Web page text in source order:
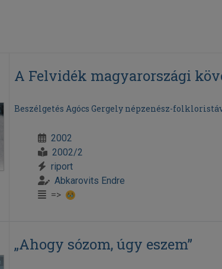
A Felvidék magyarországi
Beszélgetés Agócs Gergely népzenész-
2002
2002/2
riport
Abkarovits Endre
=>
„Ahogy sózom, úgy eszem”